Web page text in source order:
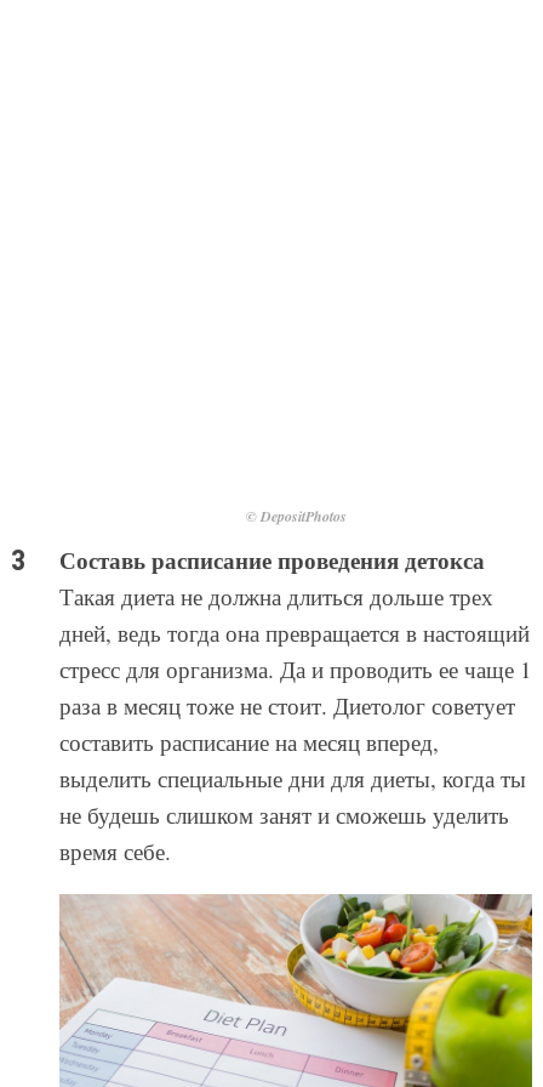
© DepositPhotos
Составь расписание проведения детокса
Такая диета не должна длиться дольше трех
дней, ведь тогда она превращается в настоящий
стресс для организма. Да и проводить ее чаще 1
раза в месяц тоже не стоит. Диетолог советует
составить расписание на месяц вперед,
выделить специальные дни для диеты, когда ты
не будешь слишком занят и сможешь уделить
время себе.